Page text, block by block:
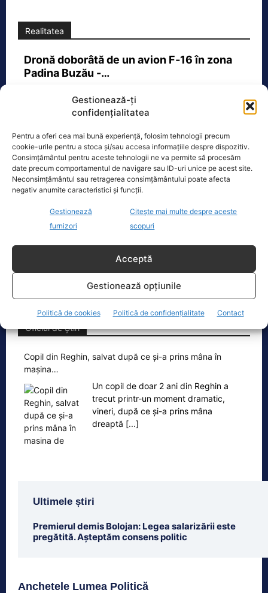
Gestionează-ți
confidențialitatea
Pentru a oferi cea mai bună experiență, folosim tehnologii precum
cookie-urile pentru a stoca și/sau accesa informațiile despre dispozitiv.
Consimțământul pentru aceste tehnologii ne va permite să procesăm
date precum comportamentul de navigare sau ID-uri unice pe acest site.
Neconsimțământul sau retragerea consimțământului poate afecta
negativ anumite caracteristici și funcții.
Gestionează
furnizori
Citește mai multe despre aceste
scopuri
Acceptă
Gestionează opțiunile
Politică de cookies Politică de confidențialitate Contact
Realitatea
Dronă doborâtă de un avion F‑16 în zona
Padina Buzău -…
F‑16 al Forțelor Aeriene Române, în zona Padina, în
Ecopolitic
Cristoiu: Cu Bolojan am ajuns să retrăim
vremurile comunismului; probabil, în…
Invitat la Marius Tucă Show, Ion
de Ilie Bolojan privind reducerea
consumului de energie electrică
Oficiul de Știri
Copil din Reghin, salvat după ce și-a prins mâna în
mașina…
Un copil de doar 2 ani din Reghin a
trecut printr-un moment dramatic,
vineri, după ce și-a prins mâna
dreaptă [...]
Ultimele știri
Premierul demis Bolojan: Legea salarizării este
pregătită. Așteptăm consens politic
Anchetele Lumea Politică